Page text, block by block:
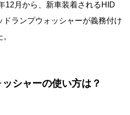
12月から、新車装着されるHID
ランプウォッシャーが義務付け
シャーの使い方は？